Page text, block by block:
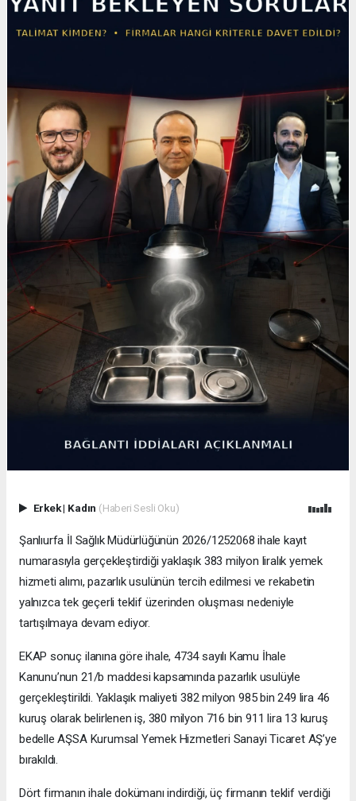
Erkek| Kadın (Haberi Sesli Oku)
Şanlıurfa İl Sağlık Müdürlüğünün 2026/1252068 ihale kayıt
numarasıyla gerçekleştirdiği yaklaşık 383 milyon liralık yemek
hizmeti alımı, pazarlık usulünün tercih edilmesi ve rekabetin
yalnızca tek geçerli teklif üzerinden oluşması nedeniyle
tartışılmaya devam ediyor.
EKAP sonuç ilanına göre ihale, 4734 sayılı Kamu İhale
Kanunu’nun 21/b maddesi kapsamında pazarlık usulüyle
gerçekleştirildi. Yaklaşık maliyeti 382 milyon 985 bin 249 lira 46
kuruş olarak belirlenen iş, 380 milyon 716 bin 911 lira 13 kuruş
bedelle AŞSA Kurumsal Yemek Hizmetleri Sanayi Ticaret AŞ’ye
bırakıldı.
Dört firmanın ihale dokümanı indirdiği, üç firmanın teklif verdiği